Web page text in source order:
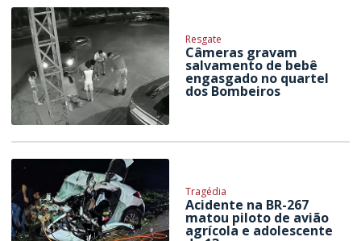
Resgate
Câmeras gravam
salvamento de bebê
engasgado no quartel
dos Bombeiros
Tragédia
Acidente na BR-267
matou piloto de avião
agrícola e adolescente